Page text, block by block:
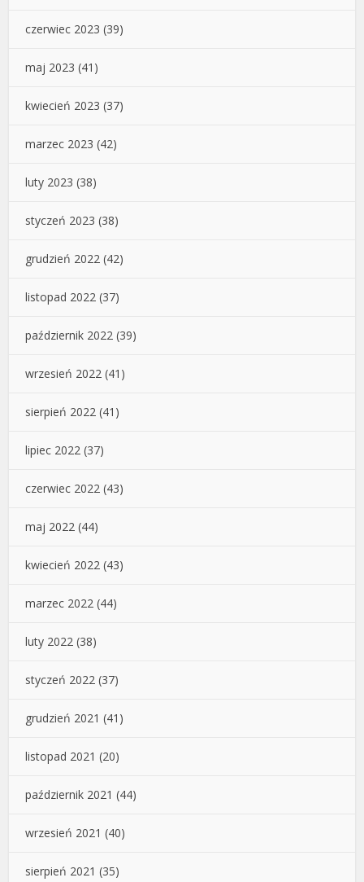
czerwiec 2023 (39)
maj 2023 (41)
kwiecień 2023 (37)
marzec 2023 (42)
luty 2023 (38)
styczeń 2023 (38)
grudzień 2022 (42)
listopad 2022 (37)
październik 2022 (39)
wrzesień 2022 (41)
sierpień 2022 (41)
lipiec 2022 (37)
czerwiec 2022 (43)
maj 2022 (44)
kwiecień 2022 (43)
marzec 2022 (44)
luty 2022 (38)
styczeń 2022 (37)
grudzień 2021 (41)
listopad 2021 (20)
październik 2021 (44)
wrzesień 2021 (40)
sierpień 2021 (35)